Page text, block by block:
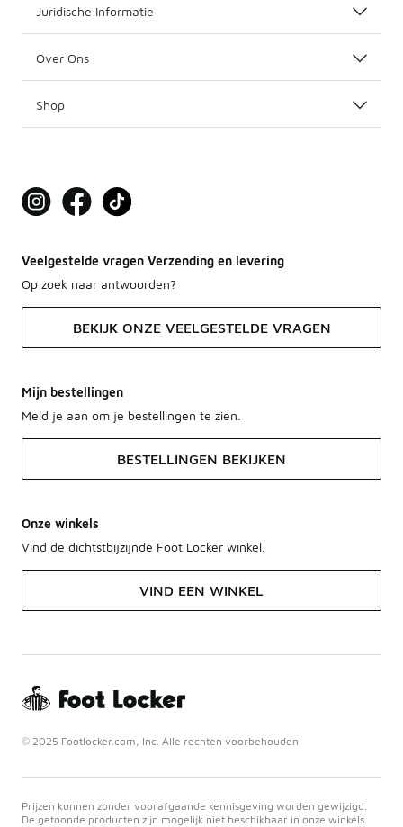
Juridische Informatie
Over Ons
Shop
Veelgestelde vragen Verzending en levering
Op zoek naar antwoorden?
BEKIJK ONZE VEELGESTELDE VRAGEN
Mijn bestellingen
Meld je aan om je bestellingen te zien.
BESTELLINGEN BEKIJKEN
Onze winkels
Vind de dichtstbijzijnde Foot Locker winkel.
VIND EEN WINKEL
© 2025 Footlocker.com, Inc. Alle rechten voorbehouden
Prijzen kunnen zonder voorafgaande kennisgeving worden gewijzigd.
De getoonde producten zijn mogelijk niet beschikbaar in onze winkels.